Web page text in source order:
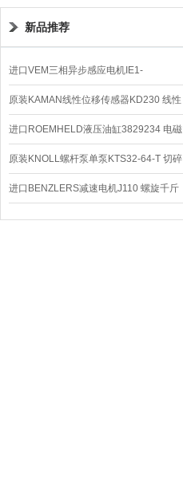
新品推荐
进口VEM三相异步感应电机IE1-
K21R80G4马达
原装KAMAN线性位移传感器KD230 线性
编码器
进口ROEMHELD液压油缸3829234 电磁
阀定位器
原装KNOLL螺杆泵单泵KTS32-64-T 切碎
排屑机
进口BENZLERS减速电机J110 螺旋千斤
顶BD-58